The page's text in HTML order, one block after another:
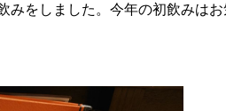
をしました。今年の初飲みはお